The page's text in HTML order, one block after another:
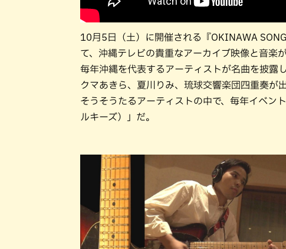
10月5日（土）に開催される『OKINAWA
て、沖縄テレビの貴重なアーカイブ映像と音楽
毎年沖縄を代表するアーティストが名曲を披露
クマあきら、夏川りみ、琉球交響楽団四重奏が
そうそうたるアーティストの中で、毎年イベン
ルキーズ）」だ。